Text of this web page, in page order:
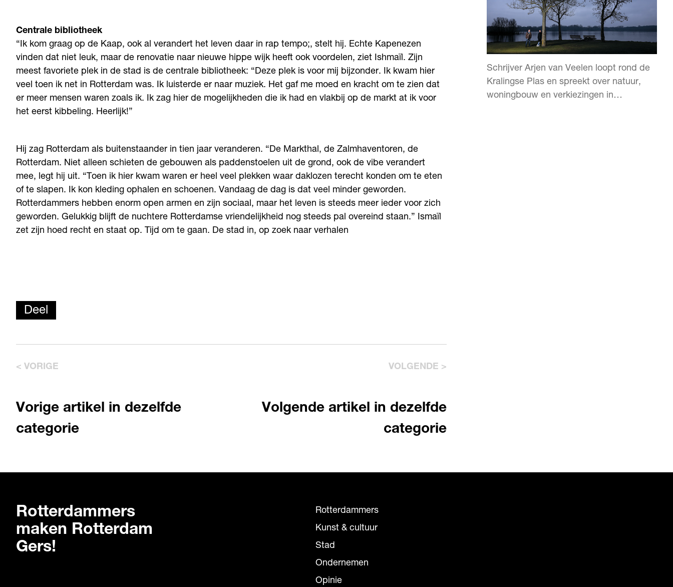
Centrale bibliotheek
“Ik kom graag op de Kaap, ook al verandert het leven daar in rap tempo;, stelt hij. Echte Kapenezen
vinden dat niet leuk, maar de renovatie naar nieuwe hippe wijk heeft ook voordelen, ziet Ishmaïl. Zijn
meest favoriete plek in de stad is de centrale bibliotheek: “Deze plek is voor mij bijzonder. Ik kwam hier
veel toen ik net in Rotterdam was. Ik luisterde er naar muziek. Het gaf me moed en kracht om te zien dat
er meer mensen waren zoals ik. Ik zag hier de mogelijkheden die ik had en vlakbij op de markt at ik voor
het eerst kibbeling. Heerlijk!”
Hij zag Rotterdam als buitenstaander in tien jaar veranderen. “De Markthal, de Zalmhaventoren, de
Rotterdam. Niet alleen schieten de gebouwen als paddenstoelen uit de grond, ook de vibe verandert
mee, legt hij uit. “Toen ik hier kwam waren er heel veel plekken waar daklozen terecht konden om te eten
of te slapen. Ik kon kleding ophalen en schoenen. Vandaag de dag is dat veel minder geworden.
Rotterdammers hebben enorm open armen en zijn sociaal, maar het leven is steeds meer ieder voor zich
geworden. Gelukkig blijft de nuchtere Rotterdamse vriendelijkheid nog steeds pal overeind staan.” Ismaïl
zet zijn hoed recht en staat op. Tijd om te gaan. De stad in, op zoek naar verhalen
Schrijver Arjen van Veelen loopt rond de
Kralingse Plas en spreekt over natuur,
woningbouw en verkiezingen in
Deel
< VORIGE
Vorige artikel in dezelfde
categorie
VOLGENDE >
Volgende artikel in dezelfde
categorie
Rotterdammers
maken Rotterdam
Gers!
Rotterdammers
Kunst & cultuur
Stad
Ondernemen
Opinie